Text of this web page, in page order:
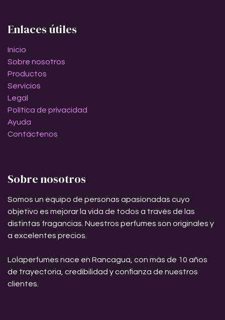
Enlaces útiles
Inicio
Sobre nosotros
Productos
Servicios
Legal
Política de privacidad
Ayuda
Contáctenos
Sobre nosotros
Somos un equipo de personas apasionadas cuyo
objetivo es mejorar la vida de todos a través de las
distintas fragancias. Nuestros perfumes son originales y
a excelentes precios.
Lolaperfumes nace en Rancagua, con más de 10 años
de trayectoria, credibilidad y confianza de nuestros
clientes.